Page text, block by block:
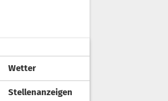
Wetter
Stellenanzeigen